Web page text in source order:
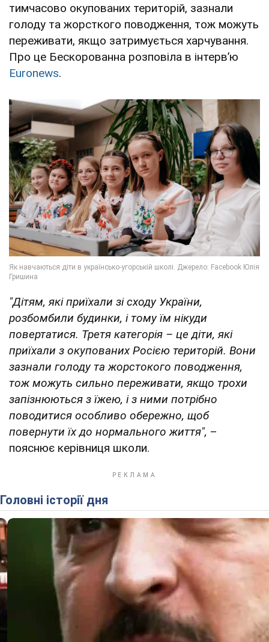
тимчасово окупованих територій, зазнали
голоду та жорсткого поводження, тож можуть
переживати, якщо затримується харчування.
Про це Бескорованна розповіла в інтервʼю
Еuronews.
"Дітям, які приїхали зі сходу України,
розбомбили будинки, і тому їм нікуди
повертатися. Третя категорія – це діти, які
приїхали з окупованих Росією територій. Вони
зазнали голоду та жорстокого поводження,
тож можуть сильно переживати, якщо трохи
запізнюються з їжею, і з ними потрібно
поводитися особливо обережно, щоб
повернути їх до нормального життя", –
пояснює керівниця школи.
Головні історії дня